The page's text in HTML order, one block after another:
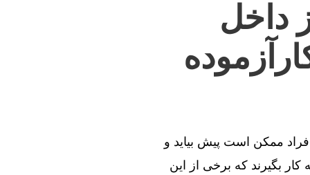
داخل
ممکن است پیش بیاید و
بگیرند که برخی از این